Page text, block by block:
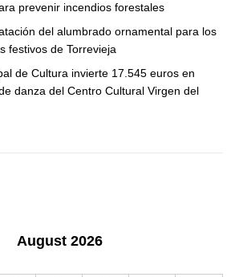
prevenir incendios forestales
del alumbrado ornamental para los
festivos de Torrevieja
de Cultura invierte 17.545 euros en
danza del Centro Cultural Virgen del
August 2026